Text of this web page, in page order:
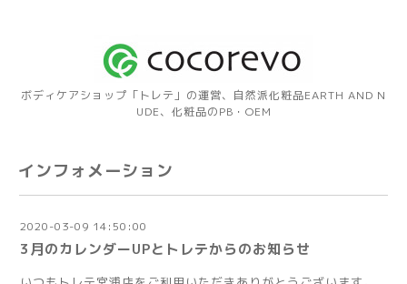
ボディケアショップ「トレテ」の運営、自然派化粧品EARTH AND N
UDE、化粧品のPB・OEM
インフォメーション
2020-03-09 14:50:00
3月のカレンダーUPとトレテからのお知らせ